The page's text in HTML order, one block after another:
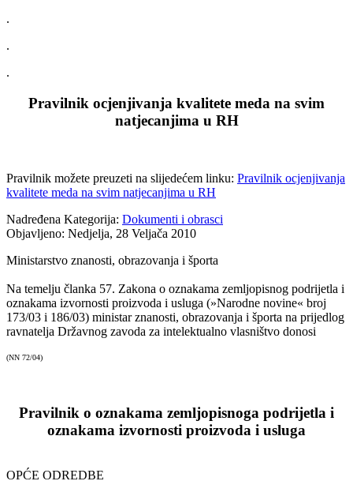
.
.
.
Pravilnik ocjenjivanja kvalitete meda na svim
natjecanjima u RH
Pravilnik možete preuzeti na slijedećem linku: Pravilnik ocjenjivanja
kvalitete meda na svim natjecanjima u RH
Nadređena Kategorija: Dokumenti i obrasci
Objavljeno: Nedjelja, 28 Veljača 2010
Ministarstvo znanosti, obrazovanja i športa
Na temelju članka 57. Zakona o oznakama zemljopisnog podrijetla i
oznakama izvornosti proizvoda i usluga (»Narodne novine« broj
173/03 i 186/03) ministar znanosti, obrazovanja i športa na prijedlog
ravnatelja Državnog zavoda za intelektualno vlasništvo donosi
(NN 72/04)
Pravilnik o oznakama zemljopisnoga podrijetla i
oznakama izvornosti proizvoda i usluga
OPĆE ODREDBE